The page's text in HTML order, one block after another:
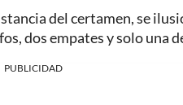
del certamen, se
dos empates y solo una
PUBLICIDAD